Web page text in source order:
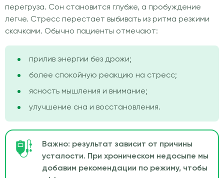
перегруза. Сон становится глубже, а пробуждение
легче. Стресс перестает выбивать из ритма резкими
скачками. Обычно пациенты отмечают:
прилив энергии без дрожи;
более спокойную реакцию на стресс;
ясность мышления и внимание;
улучшение сна и восстановления.
Важно: результат зависит от причины
усталости. При хроническом недосыпе мы
добавим рекомендации по режиму, чтобы